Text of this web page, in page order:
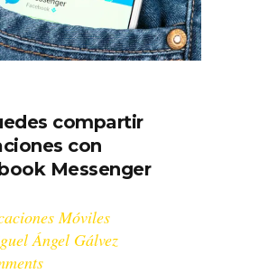
compartir
con
Messenger
Móviles
Ángel Gálvez